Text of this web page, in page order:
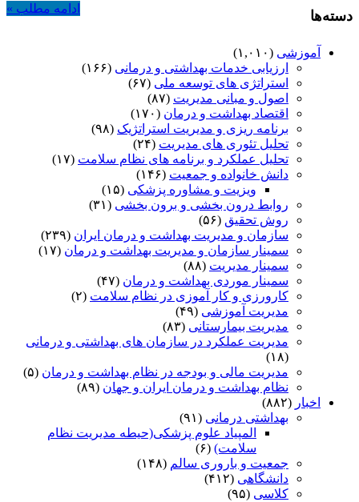
ادامه مطلب » دسته‌ها
آموزشی (۱,۰۱۰)
ارزیابی خدمات بهداشتی و درمانی (۱۶۶)
استراتژی های توسعه ملی (۶۷)
اصول و مبانی مدیریت (۸۷)
اقتصاد بهداشت و درمان (۱۷۰)
برنامه ریزی و مدیریت استراتژیک (۹۸)
تحلیل تئوری های مدیریت (۲۴)
تحلیل عملکرد و برنامه های نظام سلامت (۱۷)
دانش خانواده و جمعیت (۱۴۶)
ویزیت و مشاوره پزشکی (۱۵)
روابط درون بخشی و برون بخشی (۳۱)
روش تحقیق (۵۶)
سازمان و مدیریت بهداشت و درمان ایران (۲۳۹)
سمینار سازمان و مدیریت بهداشت و درمان (۱۷)
سمینار مدیریت (۸۸)
سمینار موردی بهداشت و درمان (۴۷)
کارورزی و کار آموزی در نظام سلامت (۲)
مدیریت آموزشی (۴۹)
مدیریت بیمارستانی (۸۳)
مدیریت عملکرد در سازمان های بهداشتی و درمانی
(۱۸)
مدیریت مالی و بودجه در نظام بهداشت و درمان (۵)
نظام بهداشت و درمان ایران و جهان (۸۹)
اخبار (۸۸۲)
بهداشتی درمانی (۹۱)
المپیاد علوم پزشکی(حیطه مدیریت نظام
سلامت) (۶)
جمعیت و باروری سالم (۱۴۸)
دانشگاهی (۴۱۲)
کلاسی (۹۵)